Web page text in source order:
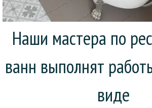
Наши мастера по
ванн выполнят
виде